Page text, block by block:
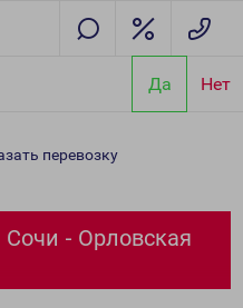
Да Нет
перевозку
Сочи - Орловская